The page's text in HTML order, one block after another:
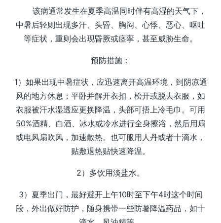
该病通常发生在夏季高温同时伴有高湿的天气下，
中暑后轻则出现多汗、头昏、胸闷、心悸、恶心、呕吐
等症状，重则会出现昏厥或痉挛，甚至威胁生命。
预防措施：
1）如果出现中暑症状，应迅速离开高温环境，到阴凉通
风的地方休息；平卧并解开衣扣，松开或脱去衣服，如
衣服被汗水湿透应更换降温，头部可捂上冷毛巾。可用
50%酒精、白酒、冰水或冷水进行全身擦浴，然后用扇
或电风扇吹风，加速散热。也可服用人丹或者十滴水，
贴敷退热贴快速降温。
2）多饮用淡盐水。
3）夏季出门，最好避开上午10时至下午4时这个时间
段，外出做好防护，随身携带一些防暑降温药品，如十